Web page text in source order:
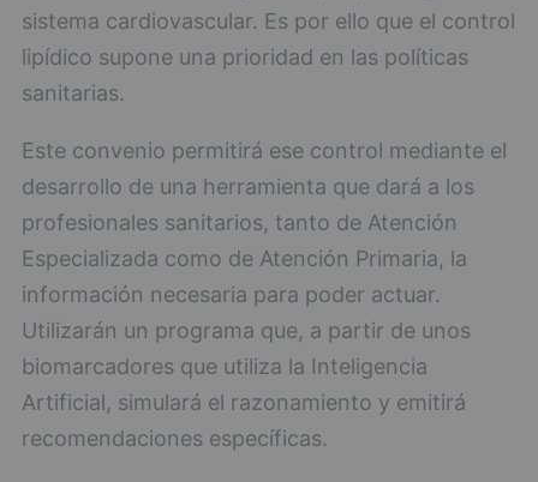
sistema cardiovascular. Es por ello que el control
lipídico supone una prioridad en las políticas
sanitarias.
Este convenio permitirá ese control mediante el
desarrollo de una herramienta que dará a los
profesionales sanitarios, tanto de Atención
Especializada como de Atención Primaria, la
información necesaria para poder actuar.
Utilizarán un programa que, a partir de unos
biomarcadores que utiliza la Inteligencia
Artificial, simulará el razonamiento y emitirá
recomendaciones específicas.